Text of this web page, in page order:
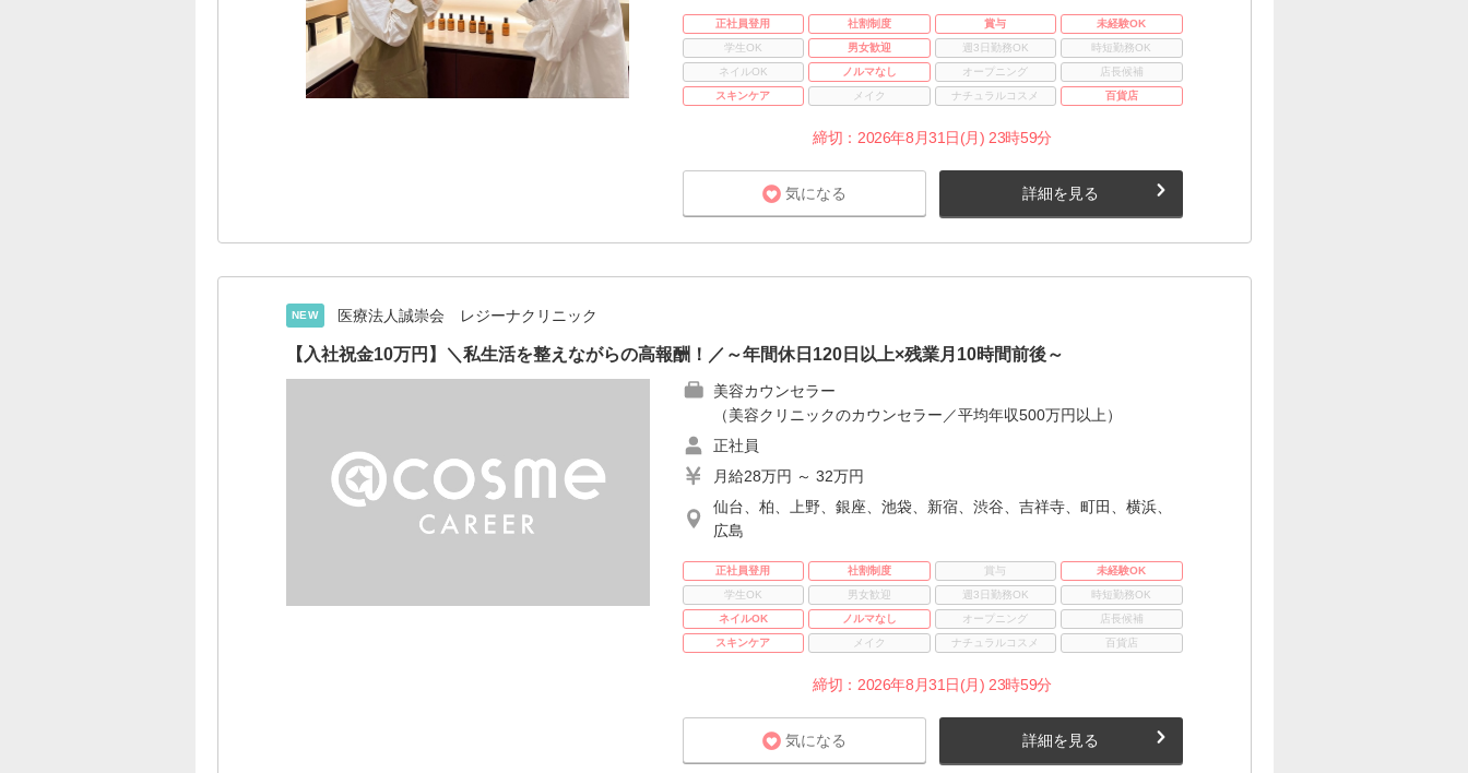
正社員登用 社割制度 賞与
未経験OK
学生OK
男女歓迎 週3日勤務OK
時短勤務OK
ネイルOK
ノルマなし オープニング
店長候補
スキンケア
メイク ナチュラルコスメ 百貨店
締切：2026年8月31日(月) 23時59分
気になる 詳細を見る
NEW 医療法人誠崇会 レジーナクリニック
【入社祝金10万円】＼私生活を整えながらの高報酬！／～年間休日120日以上×残業月10時間前後～
美容カウンセラー
（美容クリニックのカウンセラー／平均年収500万円以上）
正社員
月給28万円 ～ 32万円
仙台、柏、上野、銀座、池袋、新宿、渋谷、吉祥寺、町田、横浜、
広島
正社員登用 社割制度 賞与
未経験OK
学生OK
男女歓迎 週3日勤務OK
時短勤務OK
ネイルOK
ノルマなし オープニング
店長候補
スキンケア
メイク ナチュラルコスメ 百貨店
締切：2026年8月31日(月) 23時59分
気になる 詳細を見る